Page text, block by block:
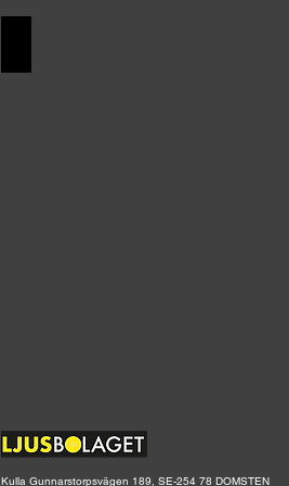
Kulla Gunnarstorpsvägen 189, SE-254 78 DOMSTEN